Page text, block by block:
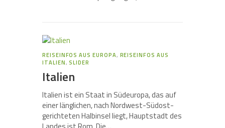
REISEINFOS AUS EUROPA, REISEINFOS AUS
ITALIEN,SLIDER
Italien
Italien ist ein Staat in Südeuropa, das auf
einer länglichen, nach Nordwest-Südost-
gerichteten Halbinsel liegt, Hauptstadt des